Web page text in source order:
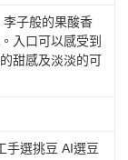
子般的果酸香
入口可以感受到
甜感及淡淡的可
手選挑豆 AI選豆